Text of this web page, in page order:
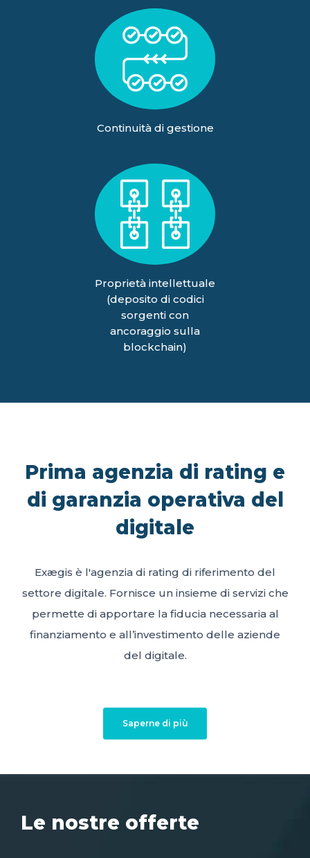
Continuità di gestione
Proprietà intellettuale
(deposito di codici
sorgenti con
ancoraggio sulla
blockchain)
Prima agenzia di rating e
di garanzia operativa del
digitale
Exægis è l'agenzia di rating di riferimento del
settore digitale. Fornisce un insieme di servizi che
permette di apportare la fiducia necessaria al
finanziamento e all’investimento delle aziende
del digitale.
Saperne di più
Le nostre offerte